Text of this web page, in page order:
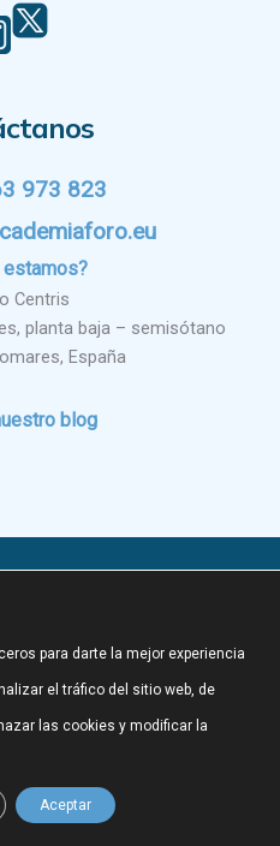
973 823
estamos?
Centris
planta baja – semisótano
España
blog
privacidad
cookies
para darte la mejor experiencia
el tráfico del sitio web, de
las cookies y modificar la
Aceptar
¡Descubre nuestros materiales!